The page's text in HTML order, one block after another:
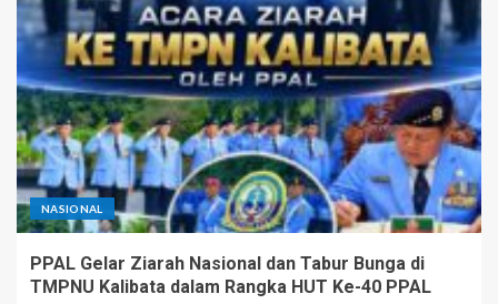
NASIONAL
PPAL Gelar Ziarah Nasional dan Tabur Bunga di
TMPNU Kalibata dalam Rangka HUT Ke-40 PPAL